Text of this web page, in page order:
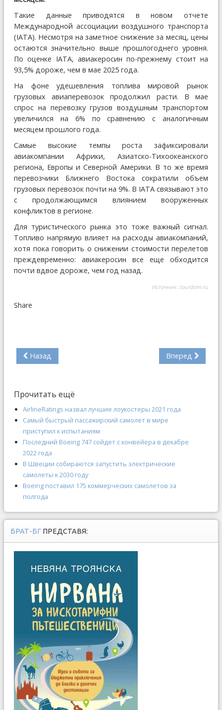
Такие данные приводятся в новом отчете
Международной ассоциации воздушного транспорта
(IATA). Несмотря на заметное снижение за месяц, цены
остаются значительно выше прошлогоднего уровня.
По оценке IATA, авиакеросин по-прежнему стоит на
93,5% дороже, чем в мае 2025 года.
На фоне удешевления топлива мировой рынок
грузовых авиаперевозок продолжил расти. В мае
спрос на перевозку грузов воздушным транспортом
увеличился на 6% по сравнению с аналогичным
месяцем прошлого года.
Самые высокие темпы роста зафиксировали
авиакомпании Африки, Азиатско-Тихоокеанского
региона, Европы и Северной Америки. В то же время
перевозчики Ближнего Востока сократили объем
грузовых перевозок почти на 9%. В IATA связывают это
с продолжающимся влиянием вооруженных
конфликтов в регионе.
Для туристического рынка это тоже важный сигнал.
Топливо напрямую влияет на расходы авиакомпаний,
хотя пока говорить о снижении стоимости перелетов
преждевременно: авиакеросин все еще обходится
почти вдвое дороже, чем год назад.
Источник: tourdom.ru
Share
Назад Вперед
Прочитать ещё
AirlineRatings назвал лучшие лоукостеры 2021 года
Самый быстрый пассажирский самолет в мире
приступил к испытаниям
Последний Boeing 747 сойдет с конвейера в декабре
2022 года
В Швеции собираются запустить электрические
самолеты к 2030 году
Boeing поставил 175 коммерческих самолетов за
полгода
БРАТ-БГ ПРЕДСТАВЯ: